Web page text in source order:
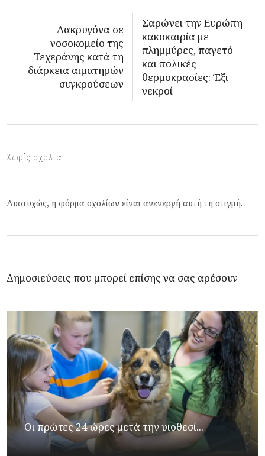
Δακρυγόνα σε
νοσοκομείο της
Τεχεράνης κατά τη
διάρκεια αιματηρών
συγκρούσεων
Σαρώνει την Ευρώπη
κακοκαιρία με
πλημμύρες, παγετό
και πολικές
θερμοκρασίες: Έξι
νεκροί
Χωρίς σχόλια
Δυστυχώς, η φόρμα σχολίων είναι ανενεργή αυτή τη στιγμή.
Δημοσιεύσεις που μπορεί επίσης να σας αρέσουν
Οι πρώτες 24 ώρες μετά την υιοθεσί...